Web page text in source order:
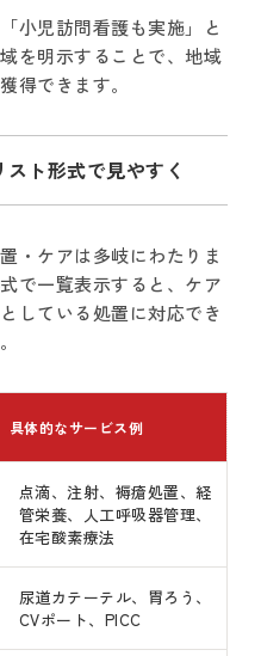
小児訪問看護も実施」と
を明示することで、地域
得できます。
ト形式で見やすく
・ケアは多岐にわたりま
で一覧表示すると、ケア
している処置に対応でき
具体的なサービス例
点滴、注射、褥瘡処置、経
管栄養、人工呼吸器管理、
在宅酸素療法
尿道カテーテル、胃ろう、
CVポート、PICC